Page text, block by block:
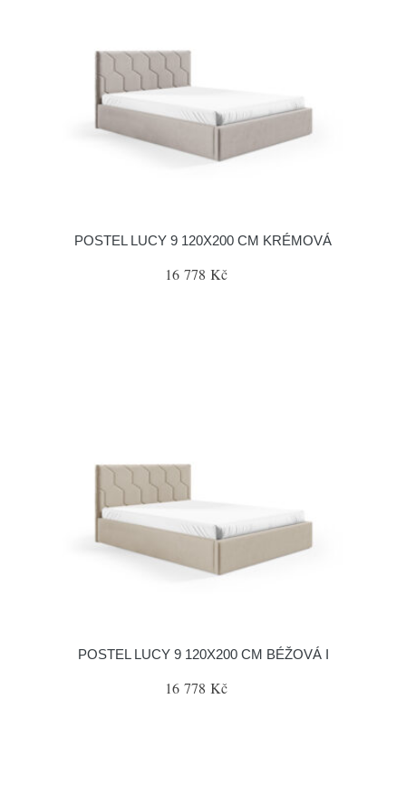
POSTEL LUCY 9 120X200 CM KRÉMOVÁ
16 778 Kč
POSTEL LUCY 9 120X200 CM BÉŽOVÁ I
16 778 Kč